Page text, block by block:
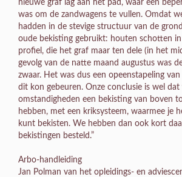
nieuwe graf lag aan het pad, waar een
was om de zandwagens te vullen. Omdat
hadden in de stevige structuur van de
oude bekisting gebruikt: houten schotten
profiel, die het graf maar ten dele (in het
gevolg van de natte maand augustus was
zwaar. Het was dus een opeenstapeling
dit kon gebeuren. Onze conclusie is wel
omstandigheden een bekisting van boven
hebben, met een kriksysteem, waarmee je
kunt bekisten. We hebben dan ook kort
bekistingen besteld.”
Arbo-handleiding
Jan Polman van het opleidings- en